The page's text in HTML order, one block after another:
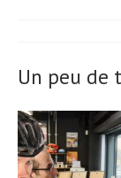
Un peu de